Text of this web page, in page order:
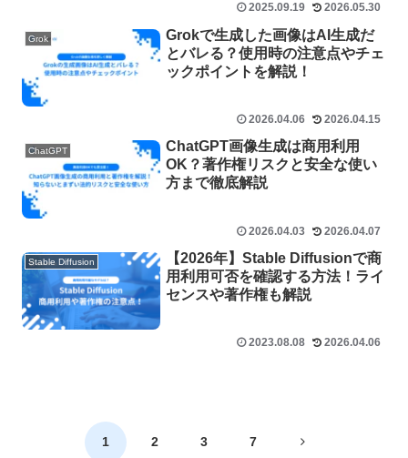
2025.09.19 2026.05.30
Grok
Grokで生成した画像はAI生成だ
とバレる？使用時の注意点やチェ
ックポイントを解説！
2026.04.06 2026.04.15
ChatGPT
ChatGPT画像生成は商用利用
OK？著作権リスクと安全な使い
方まで徹底解説
2026.04.03 2026.04.07
Stable Diffusion
【2026年】Stable Diffusionで商
用利用可否を確認する方法！ライ
センスや著作権も解説
2023.08.08 2026.04.06
1 2 3 7 次